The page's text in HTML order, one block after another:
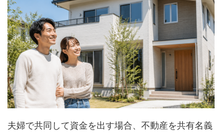
夫婦で共同して資金を出す場合、不動産を共有名義